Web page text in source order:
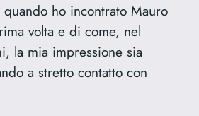
ho incontrato Mauro
volta e di come, nel
la mia impressione sia
a stretto contatto con